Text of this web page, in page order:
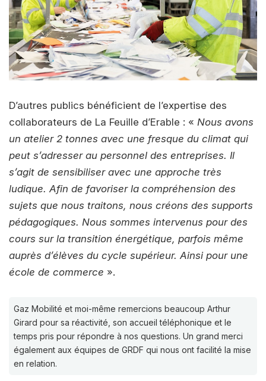
D’autres publics bénéficient de l’expertise des
collaborateurs de La Feuille d’Erable : « Nous avons
un atelier 2 tonnes avec une fresque du climat qui
peut s’adresser au personnel des entreprises. Il
s’agit de sensibiliser avec une approche très
ludique. Afin de favoriser la compréhension des
sujets que nous traitons, nous créons des supports
pédagogiques. Nous sommes intervenus pour des
cours sur la transition énergétique, parfois même
auprès d’élèves du cycle supérieur. Ainsi pour une
école de commerce ».
Gaz Mobilité et moi-même remercions beaucoup Arthur
Girard pour sa réactivité, son accueil téléphonique et le
temps pris pour répondre à nos questions. Un grand merci
également aux équipes de GRDF qui nous ont facilité la mise
en relation.